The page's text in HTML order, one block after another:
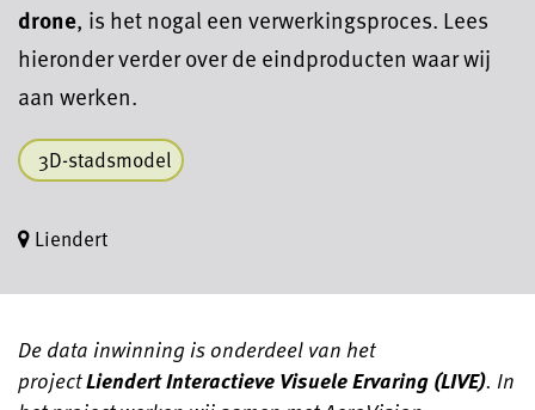
drone, is het nogal een verwerkingsproces. Lees
hieronder verder over de eindproducten waar wij
aan werken.
3D-stadsmodel
Liendert
De data inwinning is onderdeel van het
projectLiendert Interactieve Visuele Ervaring (LIVE). In